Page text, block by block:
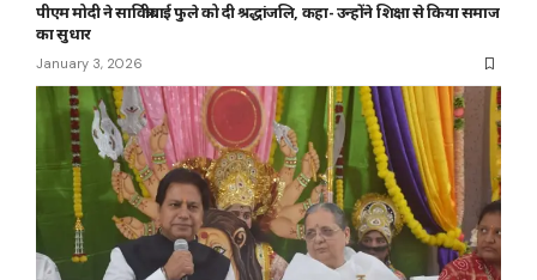
पीएम मोदी ने सावित्रीबाई फुले को दी श्रद्धांजलि, कहा- उन्होंने शिक्षा से किया समाज
का सुधार
January 3, 2026